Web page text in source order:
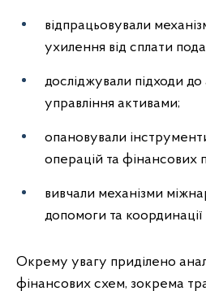
відпрацьовували
ухилення від сплати
досліджували підходи до
управління активами;
опановували
операцій та фінансових
вивчали механізми
допомоги та координації
Окрему увагу приділено
фінансових схем, зокрема